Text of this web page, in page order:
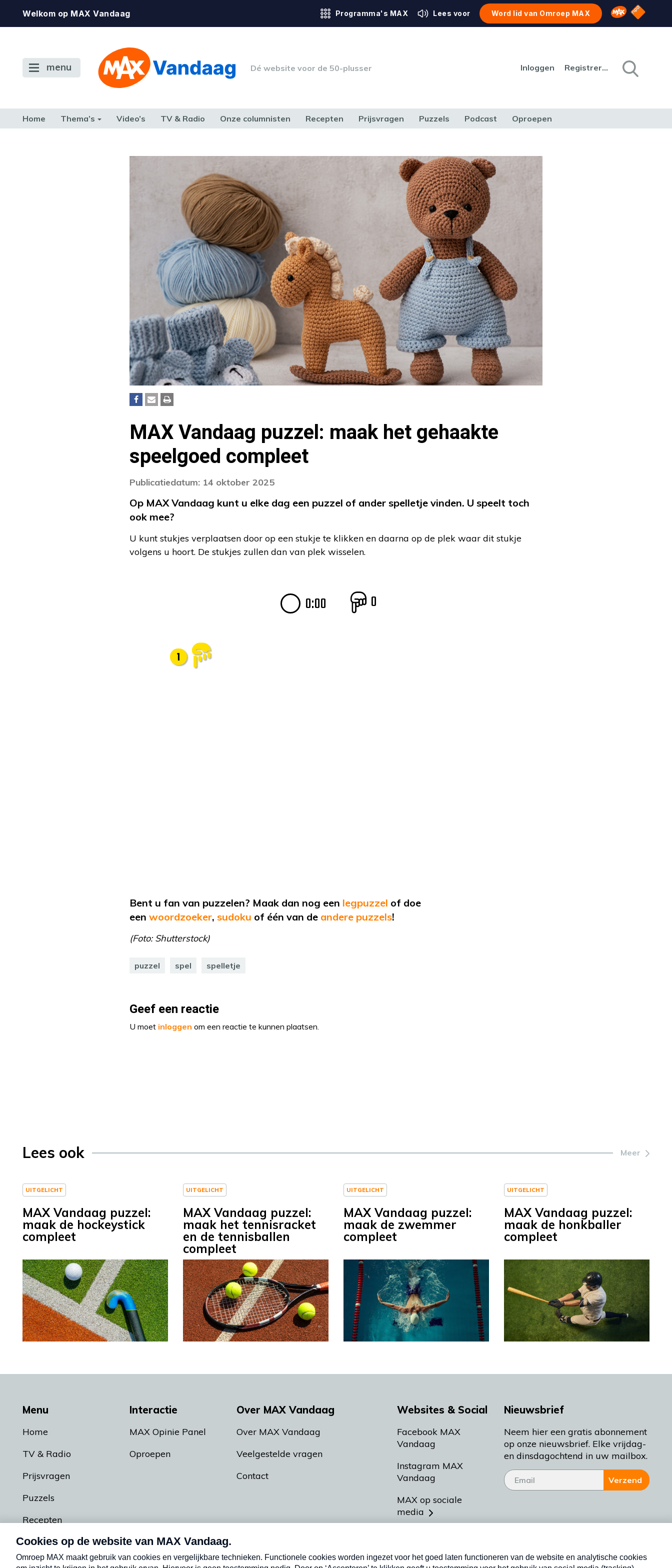
Welkom op MAX Vandaag Programma's MAX Lees voor Word lid van Omroep MAX Omroep MAX
NPO
menu Dé website voor de 50-plusser Inloggen Registreren
Home Thema’s Video’s TV & Radio Onze columnisten Recepten Prijsvragen Puzzels Podcast Oproepen
MAX Vandaag puzzel: maak het gehaakte
speelgoed compleet
Publicatiedatum: 14 oktober 2025
Op MAX Vandaag kunt u elke dag een puzzel of ander spelletje vinden. U speelt toch
ook mee?
U kunt stukjes verplaatsen door op een stukje te klikken en daarna op de plek waar dit stukje
volgens u hoort. De stukjes zullen dan van plek wisselen.
Bent u fan van puzzelen? Maak dan nog een legpuzzel of doe
een woordzoeker, sudoku of één van de andere puzzels!
(Foto: Shutterstock)
puzzel spel spelletje
Geef een reactie
U moet inloggen om een reactie te kunnen plaatsen.
Lees ook Meer
UITGELICHT
MAX Vandaag puzzel:
maak de hockeystick
compleet
UITGELICHT
MAX Vandaag puzzel:
maak het tennisracket
en de tennisballen
compleet
UITGELICHT
MAX Vandaag puzzel:
maak de zwemmer
compleet
UITGELICHT
MAX Vandaag puzzel:
maak de honkballer
compleet
Menu
Home
TV & Radio
Prijsvragen
Puzzels
Recepten
Podcasts
Interactie
MAX Opinie Panel
Oproepen
Over MAX Vandaag
Over MAX Vandaag
Veelgestelde vragen
Contact
Websites & Social
Facebook MAX
Vandaag
Instagram MAX
Vandaag
MAX op sociale
media
Meldpunt Actueel
Nieuwsbrief
Neem hier een gratis abonnement
op onze nieuwsbrief. Elke vrijdag-
en dinsdagochtend in uw mailbox.
Verzend
Nieuwsbrief